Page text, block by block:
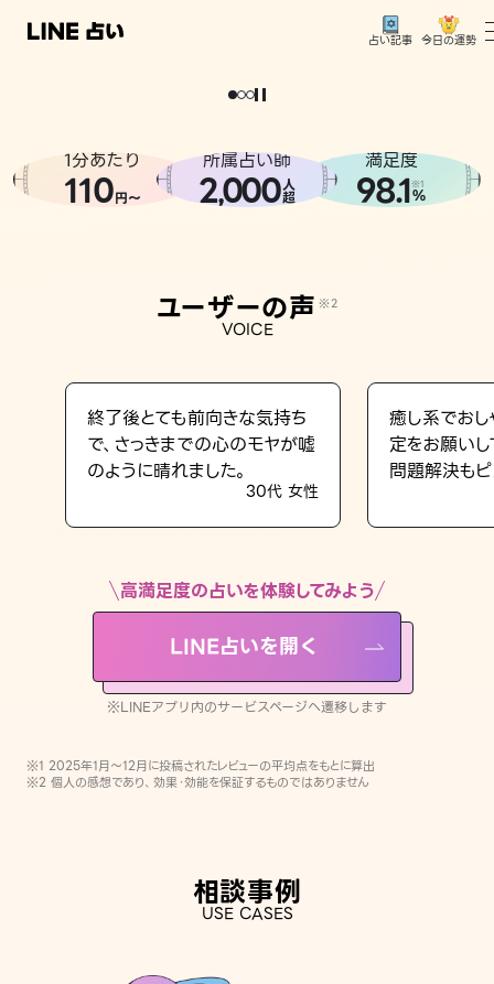
占い記事 今日の運勢
相談事例
LINE占いを開く
※LINEアプリ内のサービスページへ遷移します
どうせなら
。
1分あたり
110円〜
所属占い師
2,000人
超
満足度
98.1※1
%
ユーザーの声 ※2
VOICE
終了後とても前向きな気持ち
で、さっきまでの心のモヤが嘘
のように晴れました。
30代 女性
癒し系でおし
定をお願い
問題解決もピ
高満足度の占いを体験してみよう
LINE占いを開く
※LINEアプリ内のサービスページへ遷移します
※1 2025年1月〜12月に投稿されたレビューの平均点をもとに算出
※2 個人の感想であり、効果・効能を保証するものではありません
相談事例
USE CASES